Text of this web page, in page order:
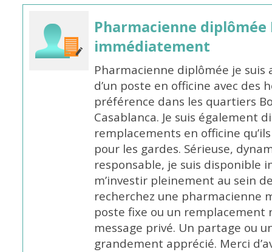
Pharmacienne diplômée
immédiatement
Pharmacienne diplômée je
d’un poste en officine avec des
préférence dans les quartiers
Casablanca. Je suis également
remplacements en officine
pour les gardes. Sérieuse,
responsable, je suis
m’investir pleinement au sein
recherchez une pharmacienne
poste fixe ou un remplacement
message privé. Un partage ou
grandement apprécié. Merci